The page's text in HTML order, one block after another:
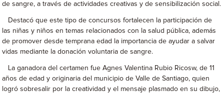
de sangre, a través de actividades creativas y de sensibilización social.
Destacó que este tipo de concursos fortalecen la participación de
las niñas y niños en temas relacionados con la salud pública, además
de promover desde temprana edad la importancia de ayudar a salvar
vidas mediante la donación voluntaria de sangre.
La ganadora del certamen fue Agnes Valentina Rubio Ricosw, de 11
años de edad y originaria del municipio de Valle de Santiago, quien
logró sobresalir por la creatividad y el mensaje plasmado en su dibujo,